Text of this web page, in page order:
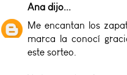
Ana dijo...
Me encantan los
marca la conocí
este sorteo.